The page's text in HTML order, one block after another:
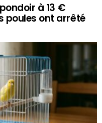
à 13 €
poules ont arrêté